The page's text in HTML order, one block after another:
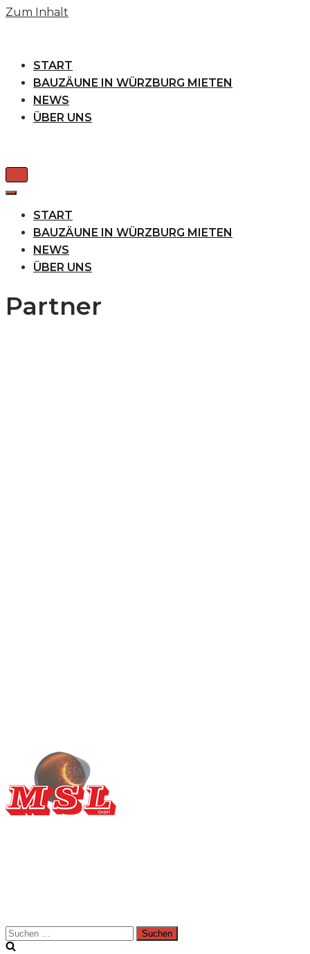
Zum Inhalt
START
BAUZÄUNE IN WÜRZBURG MIETEN
NEWS
ÜBER UNS
Navigation
umschalten
Navigation
START
BAUZÄUNE IN WÜRZBURG MIETEN
NEWS
ÜBER UNS
Partner
Suchen
nach: